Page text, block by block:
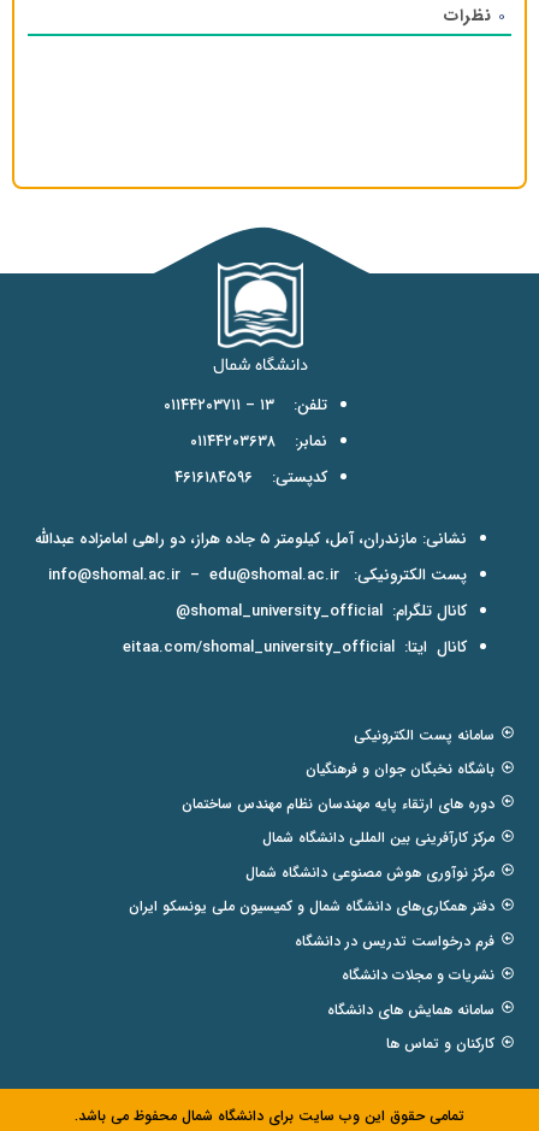
0 نظرات
تلفن: ۱۳ – ۰۱۱۴۴۲۰۳۷۱۱
نمابر: ۰۱۱۴۴۲۰۳۶۳۸
کدپستی: ۴۶۱۶۱۸۴۵۹۶
نشانی: مازندران، آمل، کیلومتر ۵ جاده هراز، دو راهی امامزاده عبدالله
پست الکترونیکی:
info@shomal.ac.ir – edu@shomal.ac.ir
کانال تلگرام: shomal_university_official@
کانال ایتا: eitaa.com/shomal_university_official
سامانه پست الکترونیکی
باشگاه نخبگان جوان و فرهنگیان
دوره های ارتقاء پایه مهندسان نظام مهندس ساختمان
مرکز کارآفرینی بین المللی دانشگاه شمال
مرکز نوآوری هوش مصنوعی دانشگاه شمال
دفتر همکاری‌های دانشگاه شمال و کمیسیون ملی یونسکو ایران
فرم درخواست تدریس در دانشگاه
نشریات و مجلات دانشگاه
سامانه همایش های دانشگاه
کارکنان و تماس ها
تمامی حقوق این وب سایت برای دانشگاه شمال محفوظ می باشد.